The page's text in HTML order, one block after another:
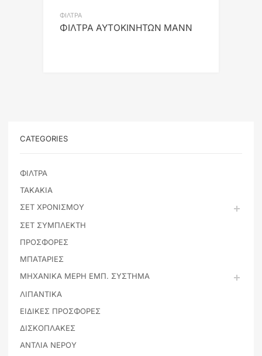
ΦΙΛΤΡΑ
ΦΙΛΤΡΑ ΑΥΤΟΚΙΝΗΤΩΝ ΜΑΝΝ
CATEGORIES
ΦΙΛΤΡΑ
ΤΑΚΑΚΙΑ
ΣΕΤ ΧΡΟΝΙΣΜΟΥ
ΣΕΤ ΣΥΜΠΛΕΚΤΗ
ΠΡΟΣΦΟΡΕΣ
ΜΠΑΤΑΡΙΕΣ
ΜΗΧΑΝΙΚΑ ΜΕΡΗ ΕΜΠ. ΣΥΣΤΗΜΑ
ΛΙΠΑΝΤΙΚΑ
ΕΙΔΙΚΕΣ ΠΡΟΣΦΟΡΕΣ
ΔΙΣΚΟΠΛΑΚΕΣ
ΑΝΤΛΙΑ ΝΕΡΟΥ